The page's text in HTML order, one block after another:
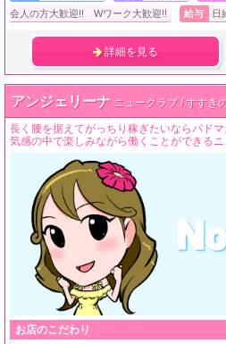
会人の方大歓迎!! Wワーク大歓迎!!
給与 日
詳細を見る
アンジェリーナ ニュークラブ / すすき
長く腰を据えてがっちり稼ぎたいならパド
気感の中で楽しみながら働くことができるニ
お店のこだわり